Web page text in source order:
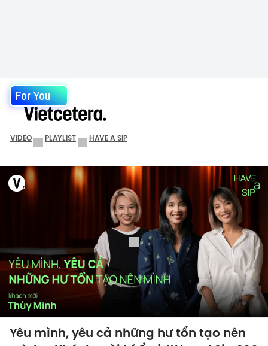
For You
VIDEO PLAYLIST HAVE A SIP
Yêu mình, yêu cả những hư tổn tạo nên